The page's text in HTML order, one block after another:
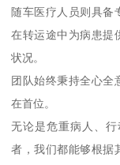
随车医疗人员则具备
在转运途中为病患提
状况。
团队始终秉持全心全
在首位。
无论是危重病人、
者，我们都能够根据